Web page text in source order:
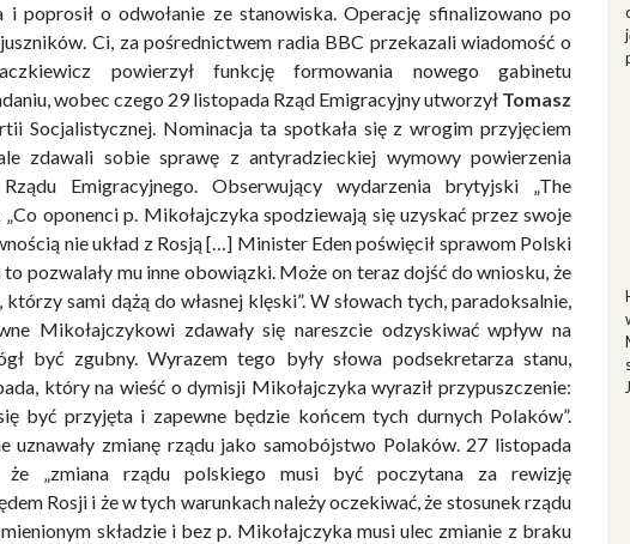
poprosił o odwołanie ze stanowiska. Operację sfinalizowano po
Ci, za pośrednictwem radia BBC przekazali wiadomość o
powierzył funkcję formowania nowego gabinetu
wobec czego 29 listopada Rząd Emigracyjny utworzył Tomasz
Socjalistycznej. Nominacja ta spotkała się z wrogim przyjęciem
zdawali sobie sprawę z antyradzieckiej wymowy powierzenia
Emigracyjnego. Obserwujący wydarzenia brytyjski „The
oponenci p. Mikołajczyka spodziewają się uzyskać przez swoje
nie układ z Rosją […] Minister Eden poświęcił sprawom Polski
pozwalały mu inne obowiązki. Może on teraz dojść do wniosku, że
sami dążą do własnej klęski”. W słowach tych, paradoksalnie,
Mikołajczykowi zdawały się nareszcie odzyskiwać wpływ na
być zgubny. Wyrazem tego były słowa podsekretarza stanu,
który na wieść o dymisji Mikołajczyka wyraził przypuszczenie:
być przyjęta i zapewne będzie końcem tych durnych Polaków”.
uznawały zmianę rządu jako samobójstwo Polaków. 27 listopada
że „zmiana rządu polskiego musi być poczytana za rewizję
Rosji i że w tych warunkach należy oczekiwać, że stosunek rządu
składzie i bez p. Mikołajczyka musi ulec zmianie z braku